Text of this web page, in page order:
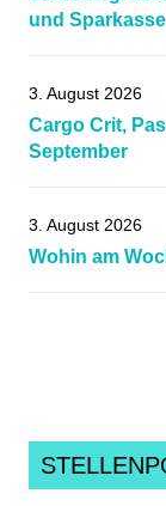
und Sparkasse
3. August 2026
Cargo Crit,
September
3. August 2026
Wohin am